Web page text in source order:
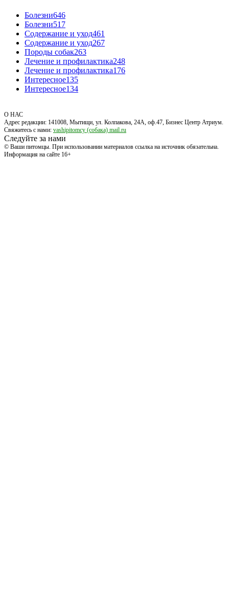
Болезни646
Болезни517
Содержание и уход461
Содержание и уход267
Породы собак263
Лечение и профилактика248
Лечение и профилактика176
Интересное135
Интересное134
О НАС
Адрес редакции: 141008, Мытищи, ул. Колпакова, 24А, оф.47, Бизнес Центр Атриум.
Свяжитесь с нами: vashipitomcy (собака) mail.ru
Следуйте за нами
© Ваши питомцы. При использовании материалов ссылка на источник обязательна.
Информация на сайте 16+